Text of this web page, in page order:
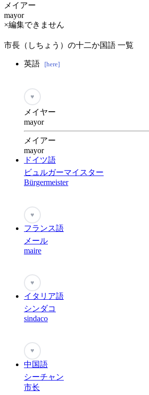
メイアー
mayor
×編集できません
市長（しちょう）の十二か国語 一覧
英語 [here]
♥
メイヤー
mayor
メイアー
mayor
ドイツ語
ビュルガーマイスター
Bürgermeister
♥
フランス語
メール
maire
♥
イタリア語
シンダコ
sindaco
♥
中国語
シーチャン
市长